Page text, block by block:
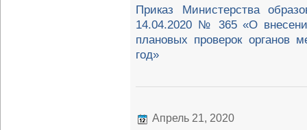
Приказ Министерства
14.04.2020 № 365 «О
плановых проверок органов
год»
Апрель 21, 2020